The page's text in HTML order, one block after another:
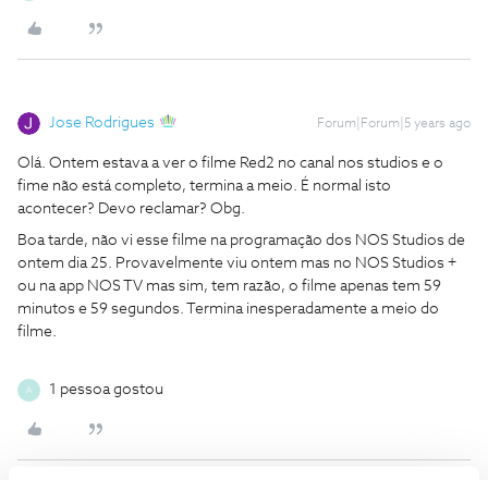
Jose Rodrigues Forum|Forum|5 years ago
Olá. Ontem estava a ver o filme Red2 no canal nos studios e o
fime não está completo, termina a meio. É normal isto
acontecer? Devo reclamar? Obg.
Boa tarde, não vi esse filme na programação dos NOS Studios de
ontem dia 25. Provavelmente viu ontem mas no NOS Studios +
ou na app NOS TV mas sim, tem razão, o filme apenas tem 59
minutos e 59 segundos. Termina inesperadamente a meio do
filme.
A 1 pessoa gostou